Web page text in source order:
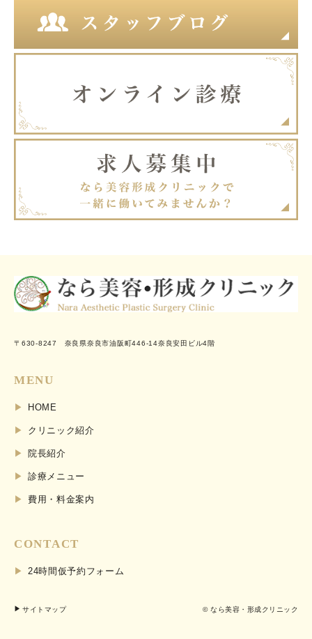
〒630-8247 奈良県奈良市油阪町446-14奈良安田ビル4階
MENU
HOME
クリニック紹介
院長紹介
診療メニュー
費用・料金案内
CONTACT
24時間仮予約フォーム
サイトマップ © なら美容・形成クリニック